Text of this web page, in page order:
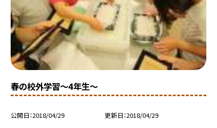
春の校外学習〜4年生〜
公開日 2018/04/29 更新日 2018/04/29